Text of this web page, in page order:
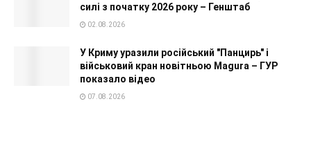
силі з початку 2026 року – Генштаб
02.08.2026
У Криму уразили російський "Панцирь" і
військовий кран новітньою Magura – ГУР
показало відео
07.08.2026